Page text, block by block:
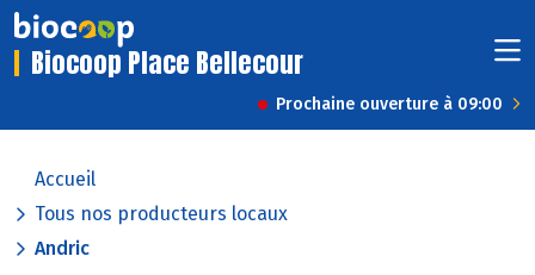
Biocoop Place Bellecour
Prochaine ouverture à 09:00
Accueil
Tous nos producteurs locaux
Andric